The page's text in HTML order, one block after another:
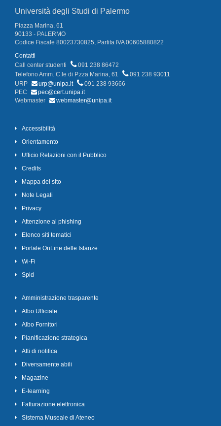
Università degli Studi di Palermo
Piazza Marina, 61
90133 - PALERMO
Codice Fiscale 80023730825, Partita IVA 00605880822
Contatti
Call center studenti
091 238 86472
Telefono Amm. C.le di P.zza Marina, 61
091 238 93011
URP
urp@unipa.it
091 238 93666
PEC
pec@cert.unipa.it
Webmaster
webmaster@unipa.it
Accessibilità
Orientamento
Ufficio Relazioni con il Pubblico
Credits
Mappa del sito
Note Legali
Privacy
Attenzione al phishing
Elenco siti tematici
Portale OnLine delle Istanze
Wi-Fi
Spid
Amministrazione trasparente
Albo Ufficiale
Albo Fornitori
Pianificazione strategica
Atti di notifica
Diversamente abili
Magazine
E-learning
Fatturazione elettronica
Sistema Museale di Ateneo